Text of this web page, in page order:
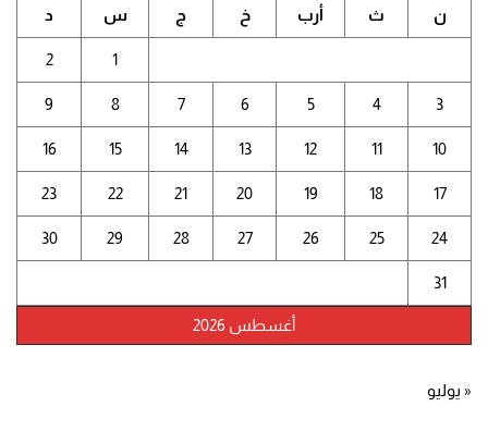
أغسطس 2026
ن ث أرب خ ج س د
1
2
3
4
5
6
7
8
9
10
11
12
13
14
15
16
17
18
19
20
21
22
23
24
25
26
27
28
29
30
31
« يوليو